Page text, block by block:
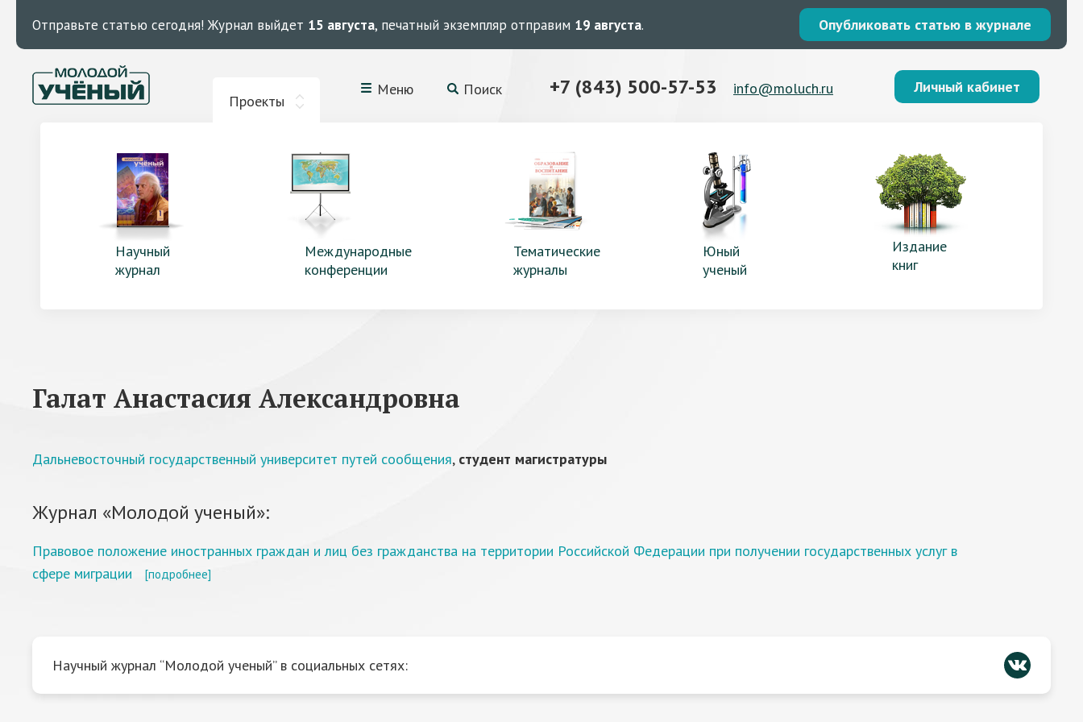
Отправьте статью сегодня! Журнал выйдет 15 августа, печатный экземпляр отправим 19 августа. Опубликовать статью в журнале
Проекты
Меню Поиск +7 (843) 500-57-53 info@moluch.ru Личный кабинет
Научный
журнал
Международные
конференции
Тематические
журналы
Юный
ученый
Издание
книг
Галат Анастасия Александровна
Дальневосточный государственный университет путей сообщения, студент магистратуры
Журнал «Молодой ученый»:
Правовое положение иностранных граждан и лиц без гражданства на территории Российской Федерации при получении государственных услуг в
сфере миграции
[подробнее]
Научный журнал “Молодой ученый” в социальных сетях: